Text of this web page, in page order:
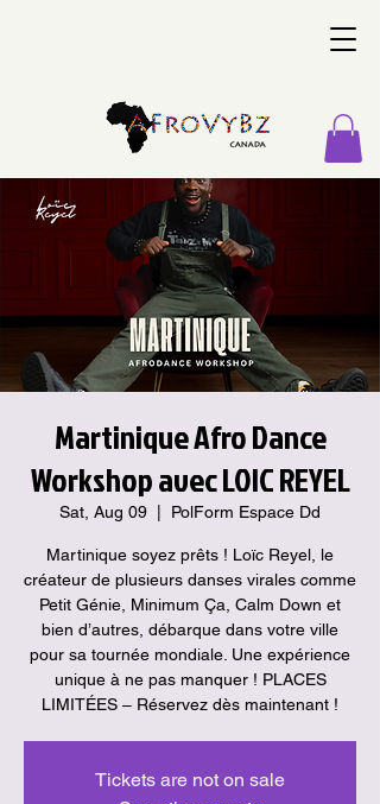
Martinique Afro Dance
Workshop avec LOIC REYEL
Sat, Aug 09 PolForm Espace Dd
Martinique soyez prêts ! Loïc Reyel, le
créateur de plusieurs danses virales comme
Petit Génie, Minimum Ça, Calm Down et
bien d’autres, débarque dans votre ville
pour sa tournée mondiale. Une expérience
unique à ne pas manquer ! PLACES
LIMITÉES – Réservez dès maintenant !
Tickets are not on sale